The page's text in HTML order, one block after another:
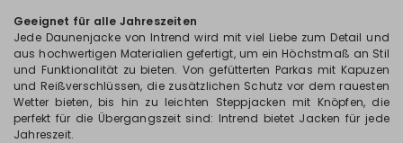
Geeignet für alle Jahreszeiten
Jede Daunenjacke von Intrend wird mit viel Liebe zum Detail und
aus hochwertigen Materialien gefertigt, um ein Höchstmaß an Stil
und Funktionalität zu bieten. Von gefütterten Parkas mit Kapuzen
und Reißverschlüssen, die zusätzlichen Schutz vor dem rauesten
Wetter bieten, bis hin zu leichten Steppjacken mit Knöpfen, die
perfekt für die Übergangszeit sind: Intrend bietet Jacken für jede
Jahreszeit.